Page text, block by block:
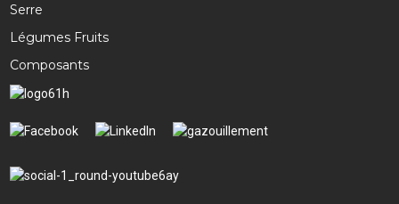
Serre
Légumes Fruits
Composants